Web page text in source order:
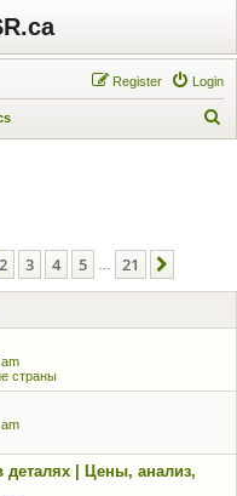
Login
Register
1of 21
2 3 4 5 21
страны
| Цены, анализ,